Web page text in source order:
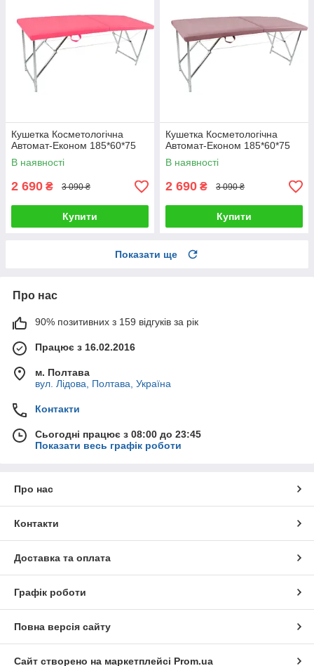
Кушетка Косметологічна
Автомат-Економ 185*60*75
В наявності
2 690 ₴ 3 090 ₴
Купити
Кушетка Косметологічна
Автомат-Економ 185*60*75
В наявності
2 690 ₴ 3 090 ₴
Купити
Показати ще
Про нас
90% позитивних з 159 відгуків за рік
Працює з 16.02.2016
м. Полтава
вул. Лідова, Полтава, Україна
Контакти
Сьогодні працює з 08:00 до 23:45
Показати весь графік роботи
Про нас
Контакти
Доставка та оплата
Графік роботи
Повна версія сайту
Сайт створено на маркетплейсі Prom.ua